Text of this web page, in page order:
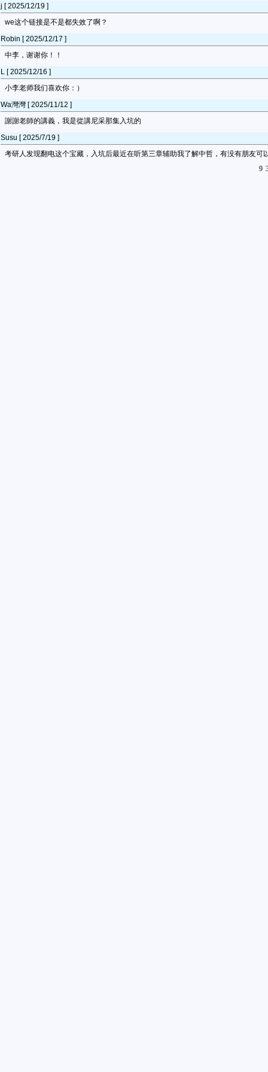
j [ 2025/12/19 ]
we这个链接是不是都失效了啊？
Robin [ 2025/12/17 ]
中李，谢谢你！！
L [ 2025/12/16 ]
小李老师我们喜欢你：）
Wa灣灣 [ 2025/11/12 ]
謝謝老師的講義，我是從講尼采那集入坑的
Susu [ 2025/7/19 ]
考研人发现翻电这个宝藏，入坑后最近在听第三章辅助我了解中哲，有没有朋友可
9